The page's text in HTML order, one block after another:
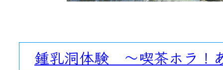
鍾乳洞体験 ～喫茶ホラ！